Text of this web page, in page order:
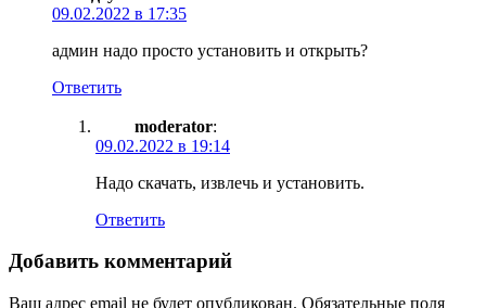
09.02.2022 в 17:35
админ надо просто установить и открыть?
Ответить
moderator:
09.02.2022 в 19:14
Надо скачать, извлечь и установить.
Ответить
Добавить комментарий
Ваш адрес email не будет опубликован. Обязательные поля